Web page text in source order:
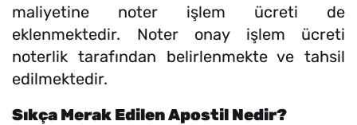
maliyetine noter işlem ücreti de
eklenmektedir. Noter onay işlem ücreti
noterlik tarafından belirlenmekte ve tahsil
edilmektedir.
Sıkça Merak Edilen Apostil Nedir?